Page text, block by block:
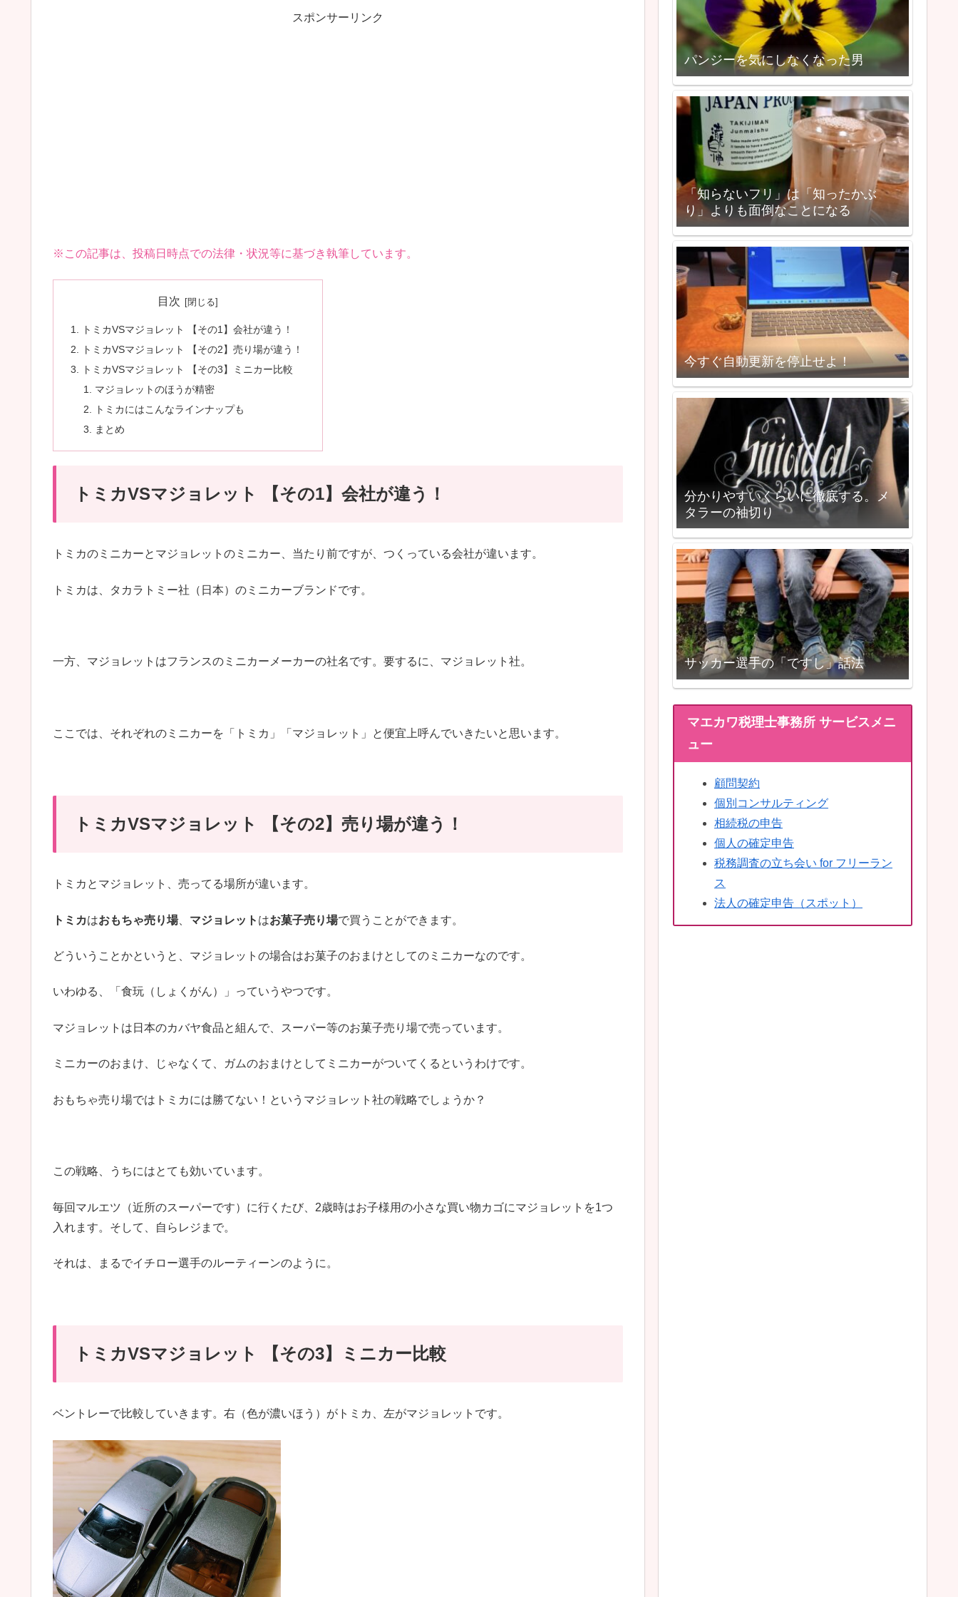
スポンサーリンク
※この記事は、投稿日時点での法律・状況等に基づき執筆しています。
目次
トミカVSマジョレット 【その1】会社が違う！
トミカVSマジョレット 【その2】売り場が違う！
トミカVSマジョレット 【その3】ミニカー比較
マジョレットのほうが精密
トミカにはこんなラインナップも
まとめ
トミカVSマジョレット 【その1】会社が違う！
トミカのミニカーとマジョレットのミニカー、当たり前ですが、つくっている会社が違います。
トミカは、タカラトミー社（日本）のミニカーブランドです。
一方、マジョレットはフランスのミニカーメーカーの社名です。要するに、マジョレット社。
ここでは、それぞれのミニカーを「トミカ」「マジョレット」と便宜上呼んでいきたいと思います。
トミカVSマジョレット 【その2】売り場が違う！
トミカとマジョレット、売ってる場所が違います。
トミカはおもちゃ売り場、 マジョレット はお菓子売り場で買うことができます。
どういうことかというと、マジョレットの場合はお菓子のおまけとしてのミニカーなのです。
いわゆる、「食玩（しょくがん）」っていうやつです。
マジョレットは日本のカバヤ食品と組んで、スーパー等のお菓子売り場で売っています。
ミニカーのおまけ、じゃなくて、ガムのおまけとしてミニカーがついてくるというわけです。
おもちゃ売り場ではトミカには勝てない！というマジョレット社の戦略でしょうか？
この戦略、うちにはとても効いています。
毎回マルエツ（近所のスーパーです）に行くたび、2歳時はお子様用の小さな買い物カゴにマジョレットを1つ
入れます。そして、自らレジまで。
それは、まるでイチロー選手のルーティーンのように。
トミカVSマジョレット 【その3】ミニカー比較
ベントレーで比較していきます。右（色が濃いほう）がトミカ、左がマジョレットです。
パンジーを気にしなくなった男
「知らないフリ」は「知ったかぶ
り」よりも面倒なことになる
今すぐ自動更新を停止せよ！
分かりやすいくらいに徹底する。メ
タラーの袖切り
サッカー選手の「ですし」話法
マエカワ税理士事務所 サービスメニ
ュー
顧問契約
個別コンサルティング
相続税の申告
個人の確定申告
税務調査の立ち会い for フリーラン
ス
法人の確定申告（スポット）